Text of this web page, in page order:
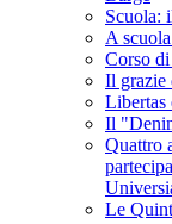
Scuola:
A
Corso
Il grazie
Libertas
Il
Quattro
Le